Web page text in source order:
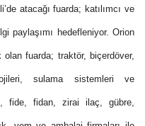
atacağı fuarda; katılımcı ve
paylaşımı hedefleniyor. Orion
olan fuarda; traktör, biçerdöver,
sulama sistemleri ve
fide, fidan, zirai ilaç, gübre,